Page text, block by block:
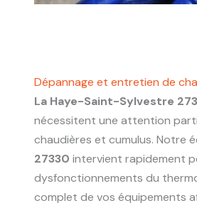
Dépannage et entretien de
La Haye-Saint-Sylvestre
nécessitent une attention
chaudières et cumulus. Notre
27330 intervient rapidement
dysfonctionnements du
complet de vos équipements